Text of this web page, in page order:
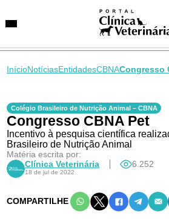
SUGESTÕES DE
Entidades
VetAgenda
Especialidades
InícioNotíciasEntidadesCBNACongresso
Colégio Brasileiro de Nutrição Animal – CBNA
Congresso CBNA Pet
Incentivo à pesquisa científica
Brasileiro de Nutrição Animal
Matéria escrita por:
Clínica Veterinária
18 de jul de 2022
6.252
COMPARTILHE